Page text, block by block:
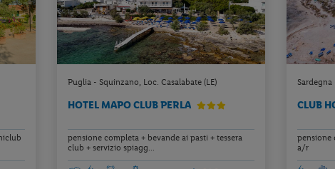
Puglia - Squinzano, Loc. Casalabate (LE)
HOTEL MAPO CLUB PERLA
pensione completa + bevande ai pasti + tessera
club + servizio spiagg...
Sardegna
CLUB
pensione
a/r